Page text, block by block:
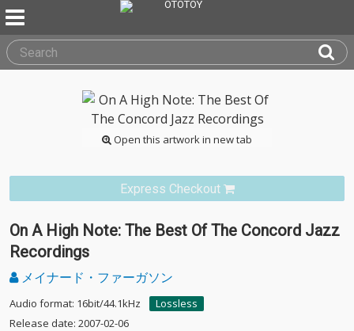
Open this artwork in new tab
Express Checkout
On A High Note: The Best Of The Concord Jazz
Recordings
メイナード・ファーガソン
Audio format: 16bit/44.1kHz
Lossless
Release date: 2007-02-06